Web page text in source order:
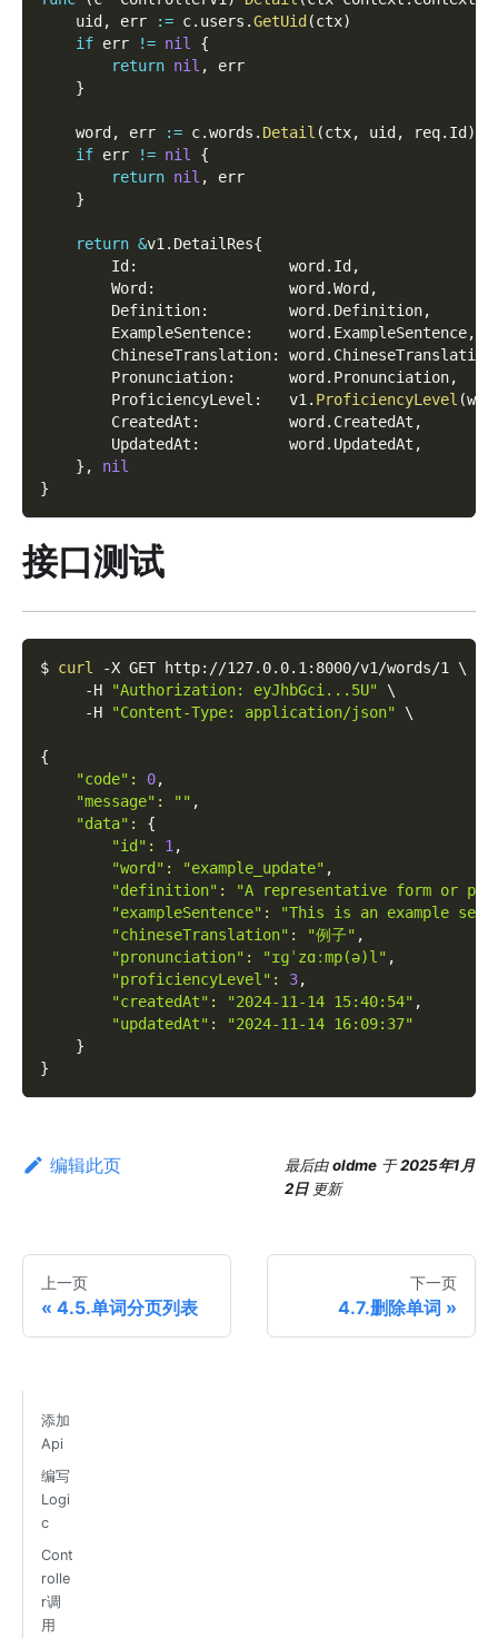
    uid
, err := c. users .GetUid (ctx)
if err != nil
{
return nil ,
err
}
    word
, err := c.words . Detail (ctx, uid , req. Id )
if err != nil
{
return nil ,
err
}
return &v1 . DetailRes{
        Id
:
                 word
. Id ,
        Word
:
               word
.Word ,
        Definition
:
         word
. Definition,
        ExampleSentence
:
    word
. ExampleSentence,
        ChineseTranslation
: word . ChineseTranslation
        Pronunciation
:
      word
. Pronunciation,
        ProficiencyLevel
:
   v1
. ProficiencyLevel (
        CreatedAt
:
          word
. CreatedAt ,
        UpdatedAt
:
          word
. UpdatedAt ,
} ,
nil
}
接口测试
$ curl -X GET http://127.0.0.1:8000/v1/words/1 \
-H
"Authorization: eyJhbGci...5U"
\
-H
"Content-Type: application/json" \
{
"code" : 0,
"message" : "" ,
"data" :
{
"id" : 1 ,
"word" : "example_update" ,
"definition" :
"A representative form or
"exampleSentence" :
"This is an example
"chineseTranslation" : "例子" ,
"pronunciation" : "ɪɡˈzɑːmp(ə)l" ,
"proficiencyLevel" : 3,
"createdAt" : "2024-11-14 15:40:54" ,
"updatedAt" :
"2024-11-14 16:09:37"
}
}
编辑此页 最后由oldme 于2025年1月
2日 更新
上一页
4.5.单词分页列表
下一页
4.7.删除单词
添加
Api
编写
Logi
c
Cont
rolle
r调
用